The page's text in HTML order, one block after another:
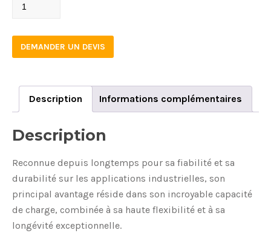
DEMANDER UN DEVIS
Description Informations complémentaires
Description
Reconnue depuis longtemps pour sa fiabilité et sa
durabilité sur les applications industrielles, son
principal avantage réside dans son incroyable capacité
de charge, combinée à sa haute flexibilité et à sa
longévité exceptionnelle.